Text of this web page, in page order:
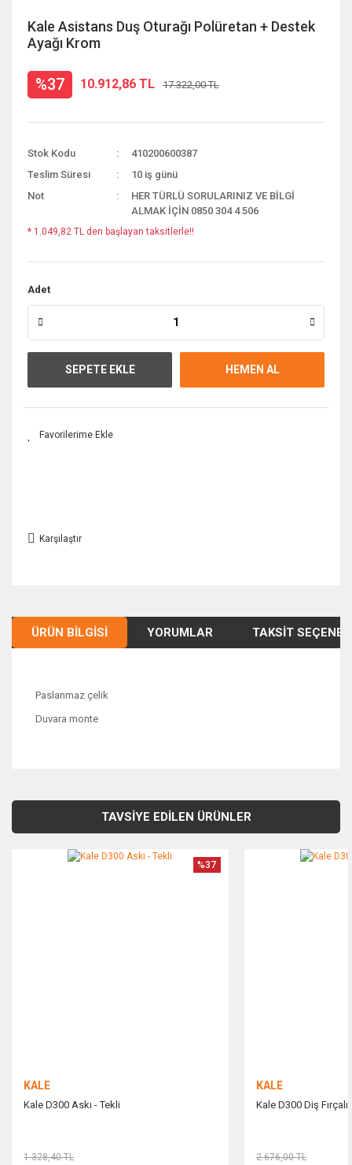
Kale Asistans Duş Oturağı Polüretan + Destek
Ayağı Krom
%37 10.912,86 TL 17.322,00 TL
Stok Kodu
410200600387
Teslim Süresi
10 iş günü
Not
HER TÜRLÜ SORULARINIZ VE BİLGİ
ALMAK İÇİN 0850 304 4 506
* 1.049,82 TL den başlayan taksitlerle!!
Adet
SEPETE EKLE HEMEN AL
Karşılaştır
ÜRÜN BILGISI YORUMLAR TAKSIT
Paslanmaz çelik
Duvara monte
kullanarak tarafımıza iletebilirsiniz.
TAVSİYE EDİLEN ÜRÜNLER
KALE
Kale D300 Askı - Tekli
%37
1.328,40 TL
KALE
Kale D300 Diş
2.676,00 TL